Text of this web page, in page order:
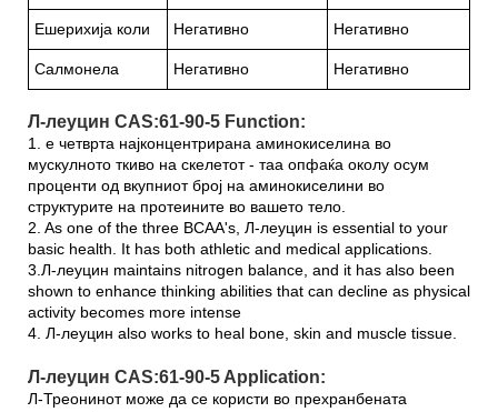
Ешерихија коли Негативно Негативно
Салмонела Негативно Негативно
Л-леуцин CAS:61-90-5 Function:
1. е четврта најконцентрирана аминокиселина во
мускулното ткиво на скелетот - таа опфаќа околу осум
проценти од вкупниот број на аминокиселини во
структурите на протеините во вашето тело.
2. As one of the three BCAA's, Л-леуцин is essential to your
basic health. It has both athletic and medical applications.
3.Л-леуцин maintains nitrogen balance, and it has also been
shown to enhance thinking abilities that can decline as physical
activity becomes more intense
4. Л-леуцин also works to heal bone, skin and muscle tissue.
Л-леуцин CAS:61-90-5 Application:
Л-Треонинот може да се користи во прехранбената